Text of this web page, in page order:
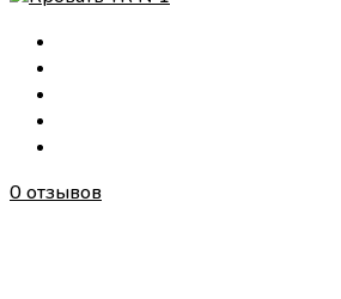
0 отзывов